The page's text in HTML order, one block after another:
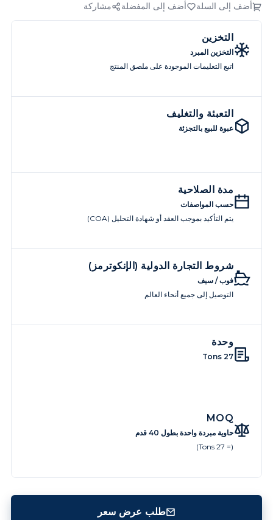
أضف إلى السلة أضف إلى المفضلة مشاركة
التخزين
التخزين المبرد
اتبع التعليمات الموجودة على ملصق المنتج
التعبئة والتغليف
عبوة للبيع بالتجزئة
مدة الصلاحية
حسب المواصفات
يتم التأكيد بموجب العقد أو شهادة التحليل (COA)
شروط التجارة الدولية (الإنكوترمز)
فوب / سيف
التوصيل إلى جميع أنحاء العالم
وحدة
27 Tons
MOQ
حاوية مبردة واحدة بطول 40 قدم
(= 27 Tons)
طلب عرض سعر